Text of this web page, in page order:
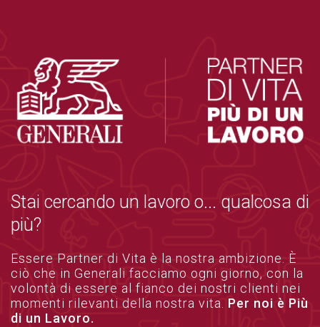
Stai cercando un lavoro o... qualcosa di
più?
Essere Partner di Vita è la nostra ambizione. È
ciò che in Generali facciamo ogni giorno, con la
volontà di essere al fianco dei nostri clienti nei
momenti rilevanti della nostra vita. Per noi è Più
di un Lavoro.